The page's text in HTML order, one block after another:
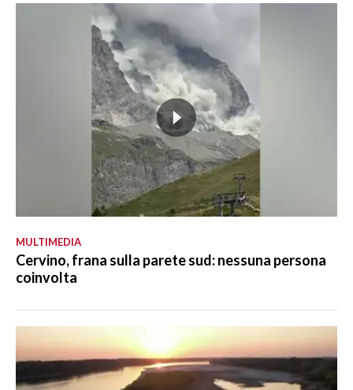
MULTIMEDIA
Cervino, frana sulla parete sud: nessuna persona
coinvolta